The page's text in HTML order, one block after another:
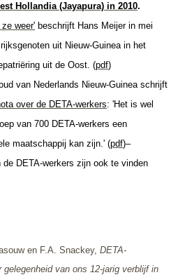
Hollandia (Jayapura) in 2010.
weer' beschrijft Hans Meijer in mei
uit Nieuw-Guinea in het
uit de Oost. (pdf)
van Nederlands Nieuw-Guinea schrijft
over de DETA-werkers: 'Het is wel
van 700 DETA-werkers een
maatschappij kan zijn.' (pdf)–
DETA-werkers zijn ook te vinden
en F.A. Snackey, DETA-
gelegenheid van ons 12-jarig verblijf in